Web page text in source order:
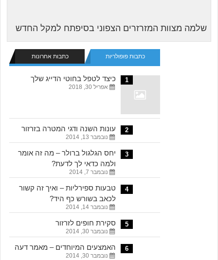
שלמה מצוות המזרזרים הצפוני בסיפתח למקל החדש
כתבות פופולריות כתבות אחרונות
1 כיצד לטפל בחוטי הדייג שלך
אפריל 30, 2018
2 עונות השנה ודגי המטרה בזרזור
נובמבר 13, 2014
3
יחס הגלגול ברולר – מה זה אומר
ולמה כדאי לך לדעת?
נובמבר 7, 2014
4
טבעות ספירליות – ואיך זה קשור
לכאב בשורש כף היד?
נובמבר 14, 2014
5 סקירת חופים לזרזור
נובמבר 30, 2014
6 האמצעים המיוחדים – מאמר דעה
נובמבר 30, 2014